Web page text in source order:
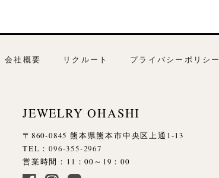
会社概要 リクルート プライバシーポリシー
JEWELRY OHASHI
〒860-0845 熊本県熊本市中央区上通1-13
TEL：096-355-2967
営業時間：11：00～19：00